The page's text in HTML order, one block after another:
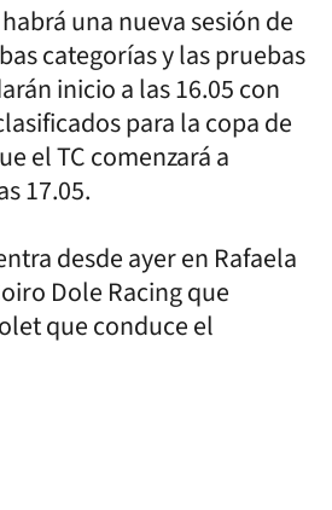
una nueva sesión de
categorías y las pruebas
inicio a las 16.05 con
para la copa de
el TC comenzará a
17.05.
desde ayer en Rafaela
Dole Racing que
que conduce el